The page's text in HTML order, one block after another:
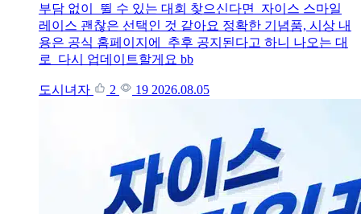
부담 없이 뛸 수 있는 대회 찾으신다면 자이스 스마일
레이스 괜찮은 선택인 것 같아요 정확한 기념품, 시상 내
용은 공식 홈페이지에 추후 공지된다고 하니 나오는 대
로 다시 업데이트할게요 bb
도시녀자 2 19 2026.08.05